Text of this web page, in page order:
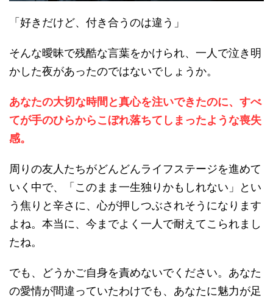
「好きだけど、付き合うのは違う」
そんな曖昧で残酷な言葉をかけられ、一人で泣き明
かした夜があったのではないでしょうか。
あなたの大切な時間と真心を注いできたのに、すべ
てが手のひらからこぼれ落ちてしまったような喪失
感。
周りの友人たちがどんどんライフステージを進めて
いく中で、「このまま一生独りかもしれない」とい
う焦りと辛さに、心が押しつぶされそうになります
よね。本当に、今までよく一人で耐えてこられまし
たね。
でも、どうかご自身を責めないでください。あなた
の愛情が間違っていたわけでも、あなたに魅力が足